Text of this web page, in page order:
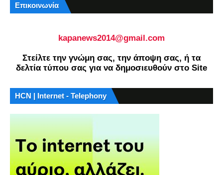
Επικοινωνία
kapanews2014@gmail.com
Στείλτε την γνώμη σας, την άποψη σας, ή τα
δελτία τύπου σας για να δημοσιευθούν στο Site
HCN | Internet - Telephony